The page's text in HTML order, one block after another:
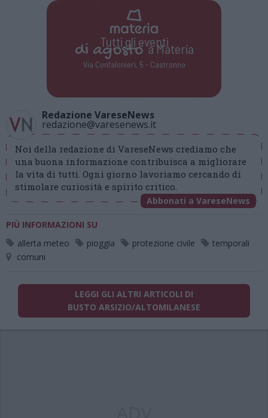
Tutti gli eventi
di agostoa Materia
Via Confalonieri, 5 - Castronno
Redazione VareseNews
redazione@varesenews.it
Noi della redazione di VareseNews crediamo che
una buona informazione contribuisca a migliorare
la vita di tutti. Ogni giorno lavoriamo cercando di
stimolare curiosità e spirito critico.
Abbonati a VareseNews
PIÙ INFORMAZIONI SU
allerta meteo
pioggia protezione civile
temporali
comuni
LEGGI GLI ALTRI ARTICOLI DI
BUSTO ARSIZIO/ALTOMILANESE